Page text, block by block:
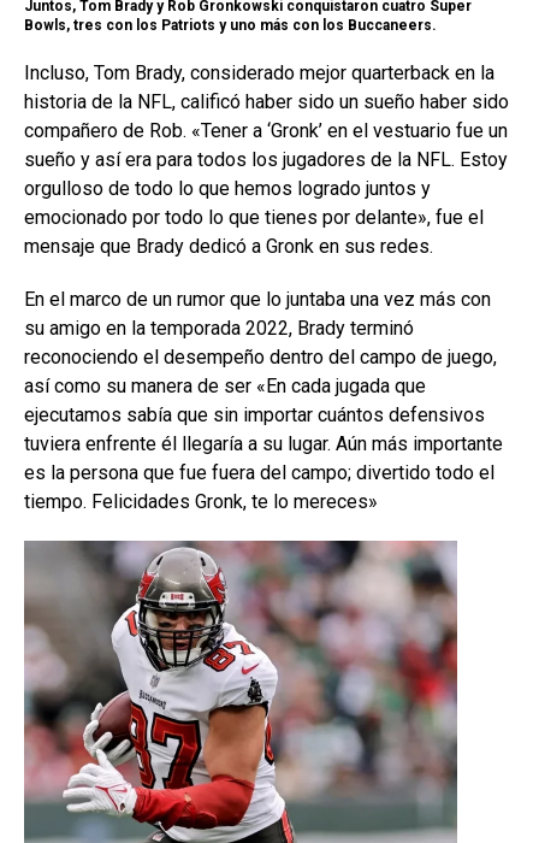
Juntos, Tom Brady y Rob Gronkowski conquistaron cuatro Super
Bowls, tres con los Patriots y uno más con los Buccaneers.
Incluso, Tom Brady, considerado mejor quarterback en la
historia de la NFL, calificó haber sido un sueño haber sido
compañero de Rob. «Tener a ‘Gronk’ en el vestuario fue un
sueño y así era para todos los jugadores de la NFL. Estoy
orgulloso de todo lo que hemos logrado juntos y
emocionado por todo lo que tienes por delante», fue el
mensaje que Brady dedicó a Gronk en sus redes.
En el marco de un rumor que lo juntaba una vez más con
su amigo en la temporada 2022, Brady terminó
reconociendo el desempeño dentro del campo de juego,
así como su manera de ser «En cada jugada que
ejecutamos sabía que sin importar cuántos defensivos
tuviera enfrente él llegaría a su lugar. Aún más importante
es la persona que fue fuera del campo; divertido todo el
tiempo. Felicidades Gronk, te lo mereces»